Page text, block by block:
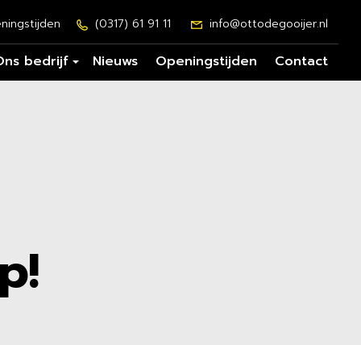
(0317) 61 91 11 info@ottodegooijer.nl
bedrijf Nieuws Openingstijden Contact